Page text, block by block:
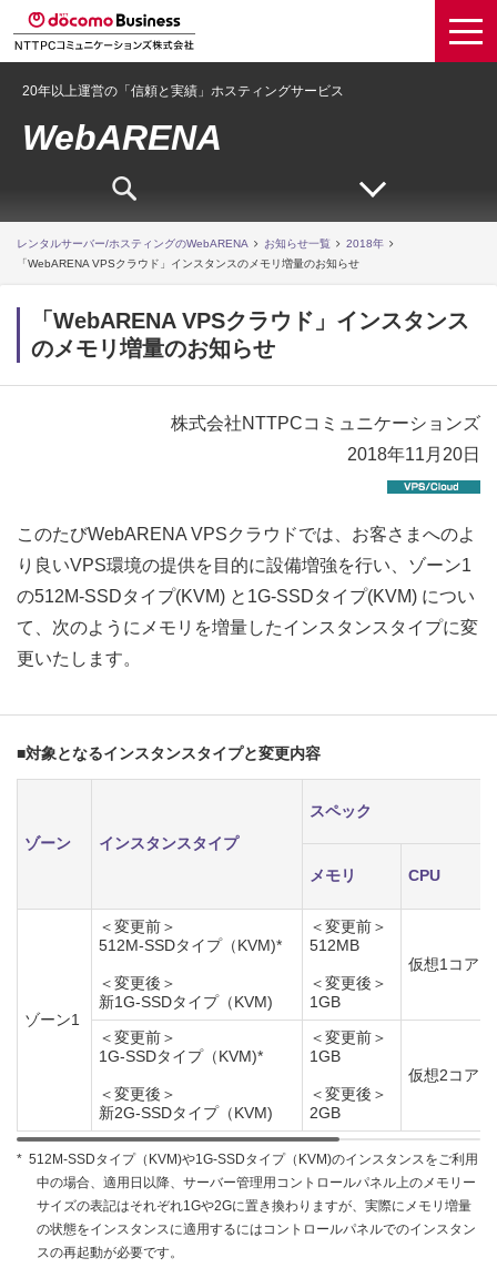
20年以上運営の「信頼と実績」ホスティングサービス
WebARENA
レンタルサーバー/ホスティングのWebARENA お知らせ一覧
2018年
「WebARENA VPSクラウド」インスタンスのメモリ増量のお知らせ
「WebARENA VPSクラウド」インスタンス
のメモリ増量のお知らせ
株式会社NTTPCコミュニケーションズ
2018年11月20日
このたびWebARENA VPSクラウドでは、お客さまへのよ
り良いVPS環境の提供を目的に設備増強を行い、ゾーン1
の512M-SSDタイプ(KVM) と1G-SSDタイプ(KVM) につい
て、次のようにメモリを増量したインスタンスタイプに変
更いたします。
■対象となるインスタンスタイプと変更内容
ゾーン インスタンスタイプ
スペック
メモリ CPU
ゾーン1
＜変更前＞
512M-SSDタイプ（KVM)*
＜変更後＞
新1G-SSDタイプ（KVM)
＜変更前＞
512MB
＜変更後＞
1GB
仮想1コア
＜変更前＞
1G-SSDタイプ（KVM)*
＜変更後＞
新2G-SSDタイプ（KVM)
＜変更前＞
1GB
＜変更後＞
2GB
仮想2コア
* 512M-SSDタイプ（KVM)や1G-SSDタイプ（KVM)のインスタンスをご利用
中の場合、適用日以降、サーバー管理用コントロールパネル上のメモリー
サイズの表記はそれぞれ1Gや2Gに置き換わりますが、実際にメモリ増量
の状態をインスタンスに適用するにはコントロールパネルでのインスタン
スの再起動が必要です。